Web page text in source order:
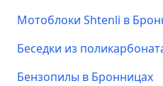
Мотоблоки Shtenli в
Беседки из
Бензопилы в Бронницах